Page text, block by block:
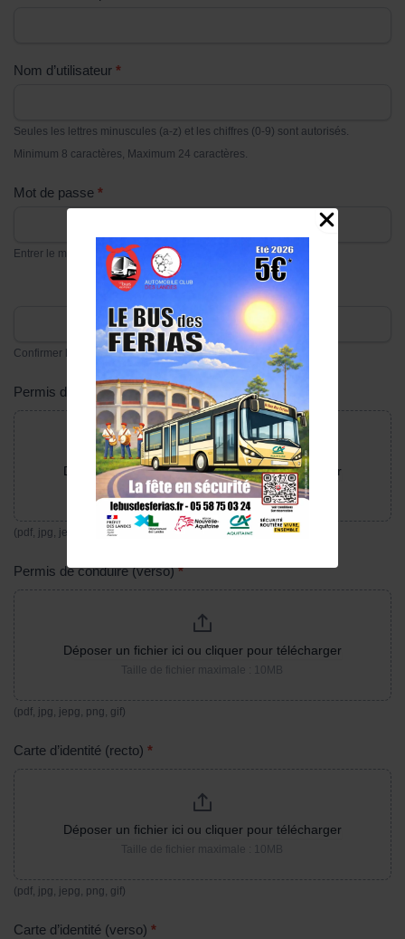
Nom d’utilisateur *
Seules les lettres minuscules (a-z) et les chiffres (0-9) sont autorisés.
Minimum 8 caractères, Maximum 24 caractères.
Mot de passe *
Entrer le mot de passe
Confirmer le mot de passe
Permis de conduire (recto)*
Déposer un fichier ici ou cliquer pour télécharger
Taille de fichier maximale : 10MB
(pdf, jpg, jepg, png, gif)
Permis de conduire (verso)*
Déposer un fichier ici ou cliquer pour télécharger
Taille de fichier maximale : 10MB
(pdf, jpg, jepg, png, gif)
Carte d’identité (recto) *
Déposer un fichier ici ou cliquer pour télécharger
Taille de fichier maximale : 10MB
(pdf, jpg, jepg, png, gif)
Carte d’identité (verso) *